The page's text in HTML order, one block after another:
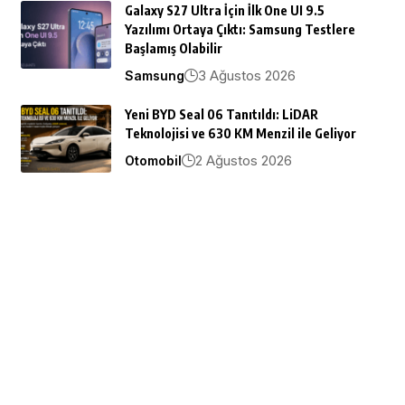
Galaxy S27 Ultra İçin İlk One UI 9.5
Yazılımı Ortaya Çıktı: Samsung Testlere
Başlamış Olabilir
Samsung
3 Ağustos 2026
Yeni BYD Seal 06 Tanıtıldı: LiDAR
Teknolojisi ve 630 KM Menzil ile Geliyor
Otomobil
2 Ağustos 2026